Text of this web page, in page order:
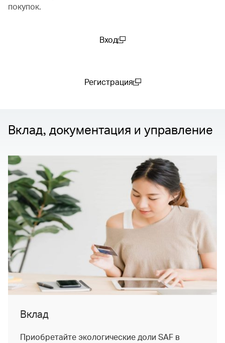
покупок.
Вход
Регистрация
Вклад, документация и управление
Вклад
Приобретайте экологические доли SAF в